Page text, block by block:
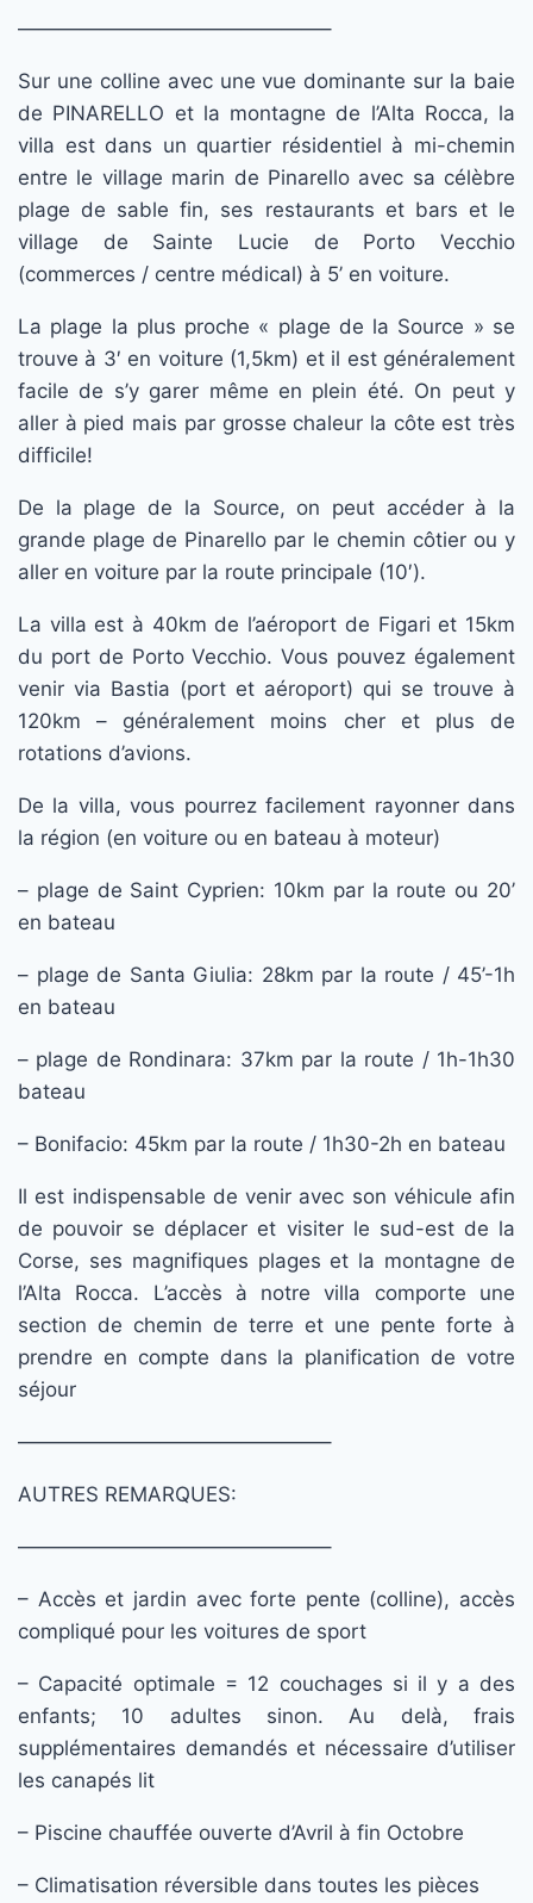
———————————————–
Sur une colline avec une vue dominante sur la baie
de PINARELLO et la montagne de l’Alta Rocca, la
villa est dans un quartier résidentiel à mi-chemin
entre le village marin de Pinarello avec sa célèbre
plage de sable fin, ses restaurants et bars et le
village de Sainte Lucie de Porto Vecchio
(commerces / centre médical) à 5’ en voiture.
La plage la plus proche « plage de la Source » se
trouve à 3′ en voiture (1,5km) et il est généralement
facile de s’y garer même en plein été. On peut y
aller à pied mais par grosse chaleur la côte est très
difficile!
De la plage de la Source, on peut accéder à la
grande plage de Pinarello par le chemin côtier ou y
aller en voiture par la route principale (10′).
La villa est à 40km de l’aéroport de Figari et 15km
du port de Porto Vecchio. Vous pouvez également
venir via Bastia (port et aéroport) qui se trouve à
120km – généralement moins cher et plus de
rotations d’avions.
De la villa, vous pourrez facilement rayonner dans
la région (en voiture ou en bateau à moteur)
– plage de Saint Cyprien: 10km par la route ou 20’
en bateau
– plage de Santa Giulia: 28km par la route / 45’-1h
en bateau
– plage de Rondinara: 37km par la route / 1h-1h30
bateau
– Bonifacio: 45km par la route / 1h30-2h en bateau
Il est indispensable de venir avec son véhicule afin
de pouvoir se déplacer et visiter le sud-est de la
Corse, ses magnifiques plages et la montagne de
l’Alta Rocca. L’accès à notre villa comporte une
section de chemin de terre et une pente forte à
prendre en compte dans la planification de votre
séjour
———————————————–
AUTRES REMARQUES:
———————————————–
– Accès et jardin avec forte pente (colline), accès
compliqué pour les voitures de sport
– Capacité optimale = 12 couchages si il y a des
enfants; 10 adultes sinon. Au delà, frais
supplémentaires demandés et nécessaire d’utiliser
les canapés lit
– Piscine chauffée ouverte d’Avril à fin Octobre
– Climatisation réversible dans toutes les pièces